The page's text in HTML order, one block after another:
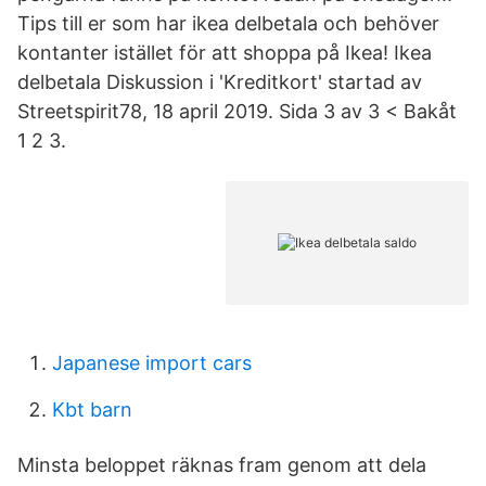
Tips till er som har ikea delbetala och behöver
kontanter istället för att shoppa på Ikea! Ikea
delbetala Diskussion i 'Kreditkort' startad av
Streetspirit78, 18 april 2019. Sida 3 av 3 < Bakåt
1 2 3.
Japanese import cars
Kbt barn
Minsta beloppet räknas fram genom att dela